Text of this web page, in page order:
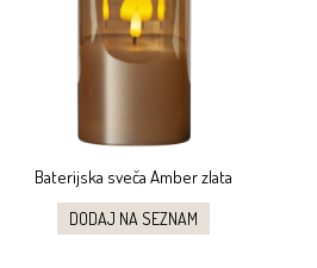
Baterijska sveča Amber zlata
DODAJ NA SEZNAM